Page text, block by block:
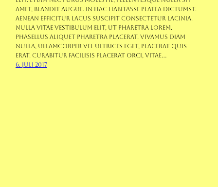
amet, blandit augue. In hac habitasse platea dictumst.
Aenean efficitur lacus suscipit consectetur lacinia.
Nulla vitae vestibulum elit, ut pharetra lorem.
Phasellus aliquet pharetra placerat. Vivamus diam
nulla, ullamcorper vel ultrices eget, placerat quis
erat. Curabitur facilisis placerat orci, vitae…
6. Juli 2017